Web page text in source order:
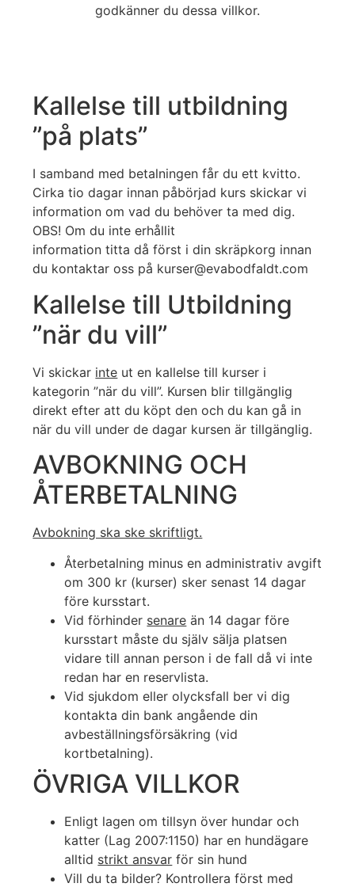
godkänner du dessa villkor.
Kallelse till utbildning
”på plats”
I samband med betalningen får du ett kvitto.
Cirka tio dagar innan påbörjad kurs skickar vi
information om vad du behöver ta med dig.
OBS! Om du inte erhållit
information titta då först i din skräpkorg innan
du kontaktar oss på kurser@evabodfaldt.com
Kallelse till Utbildning
”när du vill”
Vi skickar inte ut en kallelse till kurser i
kategorin ”när du vill”. Kursen blir tillgänglig
direkt efter att du köpt den och du kan gå in
när du vill under de dagar kursen är tillgänglig.
AVBOKNING OCH
ÅTERBETALNING
Avbokning ska ske skriftligt.
Återbetalning minus en administrativ avgift
om 300 kr (kurser) sker senast 14 dagar
före kursstart.
Vid förhinder senare än 14 dagar före
kursstart måste du själv sälja platsen
vidare till annan person i de fall då vi inte
redan har en reservlista.
Vid sjukdom eller olycksfall ber vi dig
kontakta din bank angående din
avbeställningsförsäkring (vid
kortbetalning).
ÖVRIGA VILLKOR
Enligt lagen om tillsyn över hundar och
katter (Lag 2007:1150) har en hundägare
alltid strikt ansvar för sin hund
Vill du ta bilder? Kontrollera först med